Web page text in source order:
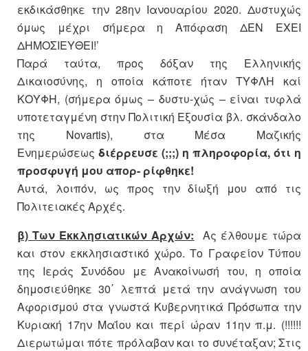
εκδικάσθηκε την 28ην Ιανουαρίου 2020. Δυστυχώς
όμως μέχρι σήμερα η Απόφαση ΔΕΝ ΕΧΕΙ
ΔΗΜΟΣΙΕΥΘΕΙ!’
Παρά ταύτα, προς δόξαν της Ελληνικής
Δικαιοσύνης, η οποία κάποτε ήταν ΤΥΦΛΗ καί
ΚΟΥΦΗ, (σήμερα όμως – δυστυ-χώς – είναι τυφλά
υποτεταγμένη στην Πολιτική Εξουσία βλ. σκάνδαλο
της Novartis), στα Μέσα Μαζικής
Ενημερώσεως διέρρευσε (;;;) η πληροφορία, ότι η
προσφυγή μου απορ- ρίφθηκε!
Αυτά, λοιπόν, ως προς την δίωξή μου από τις
Πολιτειακές Αρχές.
β) Των Εκκλησιατικών Αρχών: Ας έλθουμε τώρα
και στον εκκλησιαστικό χώρο. Το Γραφείον Τύπου
της Ιεράς Συνόδου με Ανακοίνωσή του, η οποία
δημοσιεύθηκε 30΄ λεπτά μετά την ανάγνωση του
Αφορισμού στα γνωστά Κυβερνητικά Πρόσωπα την
Κυριακή 17ην Μαΐου και περί ώραν 11ην π.μ. (!!!!!!
Διερωτώμαι πότε πρόλαβαν και το συνέταξαν; Στις